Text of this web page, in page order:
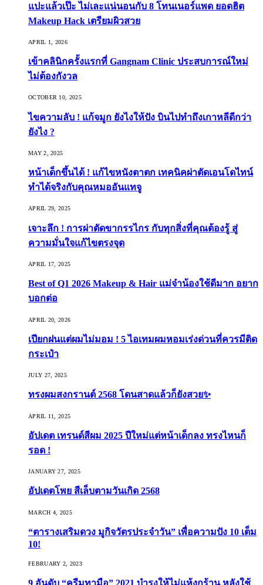
แปะแล้วเป๊ะ ไม่เละแน่นอนกับ 8 โทนเนอร์แพด ยอดฮิต
Makeup Hack เตรียมผิวสวย
APRIL 1, 2026
เข้าคลินิกครั้งแรกที่ Gangnam Clinic ประสบการณ์ใหม่
ไม่ต้องกังวล
OCTOBER 10, 2025
ไขความลับ ! แก้จมูก ยังไงให้ปัง บินไปทำถึงเกาหลีดีกว่า
ยังไง ?
MAY 2, 2025
หน้าเด็กขึ้นได้ ! แก้ไขหนังตาตก เทคนิคผ่าตัดเอนโดไทน์
ทำได้จริงกับคุณหมออันแทจู
APRIL 29, 2025
เจาะลึก ! การผ่าตัดขากรรไกร กับทุกสิ่งที่คุณต้องรู้ สู่
ความมั่นใจแก้ไขตรงจุด
APRIL 17, 2025
Best of Q1 2026 Makeup & Hair แม่จ๋าน้องใช้ดีมาก อยาก
บอกต่อ
APRIL 20, 2026
เปียกฝนแต่ผมไม่มอม ! 5 ไอเทมผมหอมเร่งด่วนที่ควรมีติด
กระเป๋า
JULY 27, 2025
ทรงผมสงกรานต์ 2568 โดนสาดแล้วก็ยังสวย✨
APRIL 11, 2025
อัปเดต เทรนด์สีผม 2025 ปีใหม่แต่หน้าเด็กลง ทรงไหนก็
รอด !
JANUARY 27, 2025
อัปเดตโพย สีเล็บตามวันเกิด 2568
MARCH 4, 2025
“ตารางเสริมดวง มูกิจวัตรประจำวัน” เพื่อความปัง 10 เต็ม
10!
FEBRUARY 2, 2023